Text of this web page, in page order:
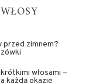
WŁOSY
przed zimnem?
włosami –
każdą okazję